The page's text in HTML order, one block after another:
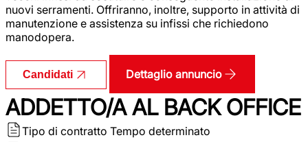
nuovi serramenti. Offriranno, inoltre, supporto in attività di
manutenzione e assistenza su infissi che richiedono
manodopera.
Candidati Dettaglio annuncio
ADDETTO/A AL BACK OFFICE
Tipo di contratto Tempo determinato